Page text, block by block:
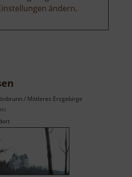
ändern.
/ Mittleres Erzgebirge